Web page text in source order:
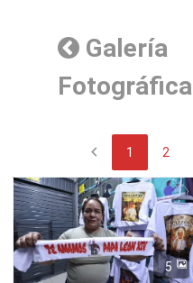
Galería
Fotográfica
chevron_left 1 2
5